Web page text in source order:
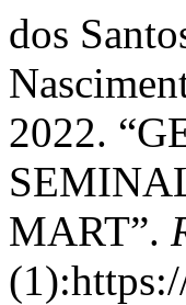
dos
2022.
MART”.